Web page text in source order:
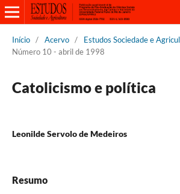
Início / Acervo / Estudos Sociedade e
Número 10 - abril de 1998
Catolicismo e política
Leonilde Servolo de Medeiros
Resumo